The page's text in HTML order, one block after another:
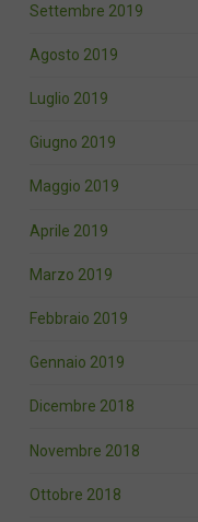
Settembre 2019
Agosto 2019
Luglio 2019
Giugno 2019
Maggio 2019
Aprile 2019
Marzo 2019
Febbraio 2019
Gennaio 2019
Dicembre 2018
Novembre 2018
Ottobre 2018